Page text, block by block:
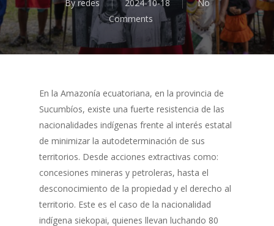
By redes 2024-10-18
No
Comments
En la Amazonía ecuatoriana, en la provincia de
Sucumbíos, existe una fuerte resistencia de las
nacionalidades indígenas frente al interés estatal
de minimizar la autodeterminación de sus
territorios. Desde acciones extractivas como:
concesiones mineras y petroleras, hasta el
desconocimiento de la propiedad y el derecho al
territorio. Este es el caso de la nacionalidad
indígena siekopai, quienes llevan luchando 80